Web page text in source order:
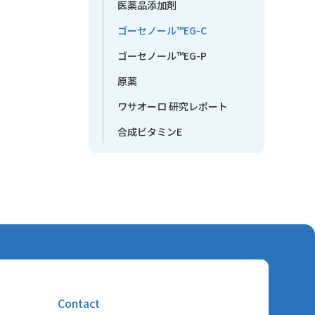
医薬品添加剤
ゴーセノール™EG-C
ゴーセノール™EG-P
原薬
ワサオーロ 研究レポート
合成ビタミンE
Contact